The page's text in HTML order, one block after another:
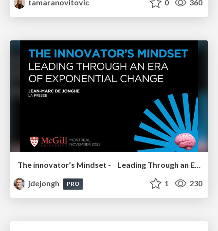
tamaranovitovic
0 360
The innovator’s Mindset - Leading Through an Era of Exponential Change - McGill University 2025
jdejongh
PRO 1 230